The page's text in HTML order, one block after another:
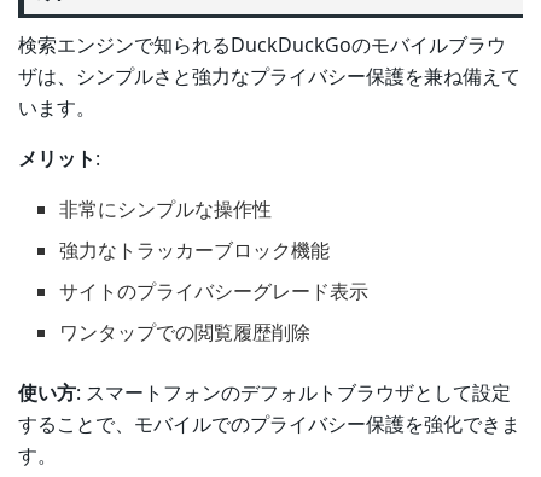
検索エンジンで知られるDuckDuckGoのモバイルブラウ
ザは、シンプルさと強力なプライバシー保護を兼ね備えて
います。
メリット:
非常にシンプルな操作性
強力なトラッカーブロック機能
サイトのプライバシーグレード表示
ワンタップでの閲覧履歴削除
使い方: スマートフォンのデフォルトブラウザとして設定
することで、モバイルでのプライバシー保護を強化できま
す。